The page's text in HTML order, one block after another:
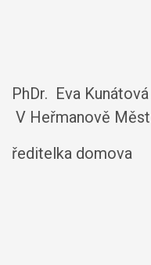
PhDr. Eva
V Heřmanově
ředitelka domova